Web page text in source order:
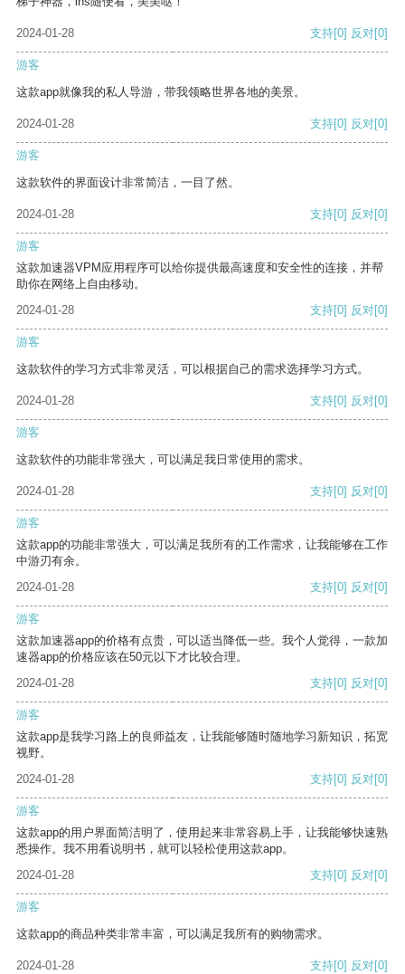
2024-01-28 支持[0] 反对[0]
游客
这款app就像我的私人导游，带我领略世界各地的美景。
2024-01-28 支持[0] 反对[0]
游客
这款软件的界面设计非常简洁，一目了然。
2024-01-28 支持[0] 反对[0]
游客
这款加速器VPM应用程序可以给你提供最高速度和安全性的连接，并帮
助你在网络上自由移动。
2024-01-28
支持[0] 反对[0]
游客
这款软件的学习方式非常灵活，可以根据自己的需求选择学习方式。
2024-01-28 支持[0] 反对[0]
游客
这款软件的功能非常强大，可以满足我日常使用的需求。
2024-01-28 支持[0] 反对[0]
游客
这款app的功能非常强大，可以满足我所有的工作需求，让我能够在工作
中游刃有余。
2024-01-28
支持[0] 反对[0]
游客
这款加速器app的价格有点贵，可以适当降低一些。我个人觉得，一款加
速器app的价格应该在50元以下才比较合理。
2024-01-28
支持[0] 反对[0]
游客
这款app是我学习路上的良师益友，让我能够随时随地学习新知识，拓宽
视野。
2024-01-28
支持[0] 反对[0]
游客
这款app的用户界面简洁明了，使用起来非常容易上手，让我能够快速熟
悉操作。我不用看说明书，就可以轻松使用这款app。
2024-01-28
支持[0] 反对[0]
游客
这款app的商品种类非常丰富，可以满足我所有的购物需求。
2024-01-28 支持[0] 反对[0]